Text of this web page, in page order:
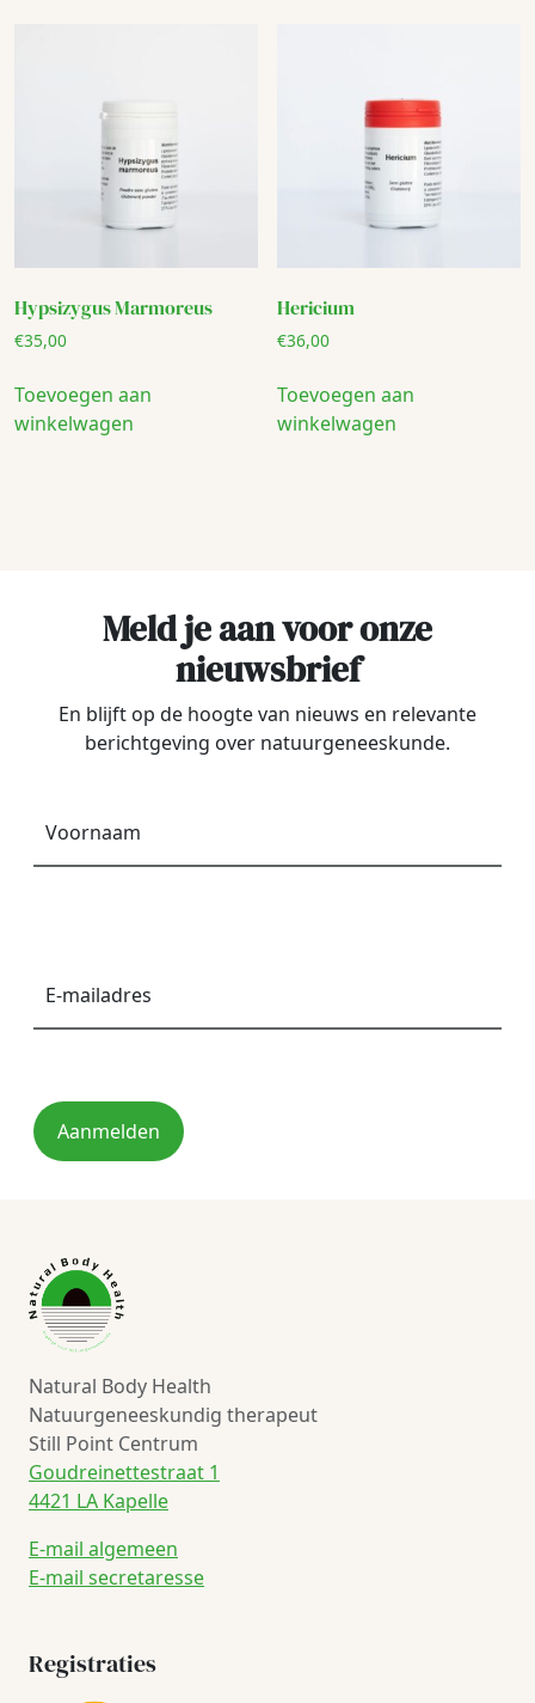
Hypsizygus Marmoreus
€35,00
Toevoegen aan
winkelwagen
Hericium
€36,00
Toevoegen aan
winkelwagen
Meld je aan voor onze
nieuwsbrief
En blijft op de hoogte van nieuws en relevante
berichtgeving over natuurgeneeskunde.
Aanmelden
Natural Body Health
Natuurgeneeskundig therapeut
Still Point Centrum
Goudreinettestraat 1
4421 LA Kapelle
E-mail algemeen
E-mail secretaresse
Registraties